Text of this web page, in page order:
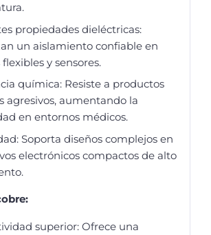
propiedades dieléctricas:
un aislamiento confiable en
y sensores.
química: Resiste a productos
agresivos, aumentando la
en entornos médicos.
Soporta diseños complejos en
electrónicos compactos de alto
superior: Ofrece una